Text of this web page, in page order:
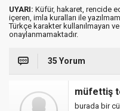
UYARI: Küfür, hakaret, rencide
içeren, imla kuralları ile
Türkçe karakter kullanılmayan
onaylanmamaktadır.
35 Yorum
müfettiş
burada bir